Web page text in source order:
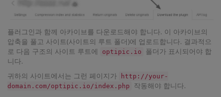
플러그인과 함께 아카이브를 다운로드해야 합니다. 이 아카이브의
압축을 풀고 사이트(사이트의 루트 폴더)에 업로드합니다. 결과적으
로 다음 구조의 사이트 루트에
optipic.io
폴더가 표시되어야 합
니다.
귀하의 사이트에서는 그런 페이지가
http://your-
domain.com/optipic.io/index.php
작동해야 합니다.